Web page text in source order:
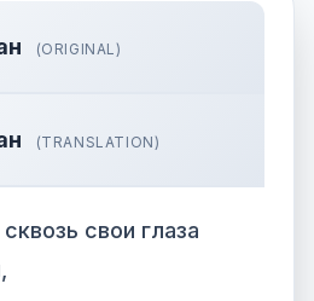
(ORIGINAL)
(TRANSLATION)
свои глаза